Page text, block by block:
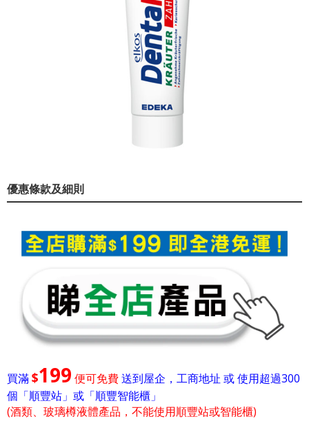
優惠條款及細則
買滿$199 便可免費送到屋企，工商地址 或 使用超過300
個「順豐站」或「順豐智能櫃」
(酒類、玻璃樽液體產品，不能使用順豐站或智能櫃)